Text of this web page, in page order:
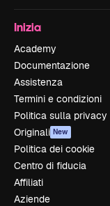
Inizia
Academy
Documentazione
Assistenza
Termini e condizioni
Politica sulla privacy
Originali New
Politica dei cookie
Centro di fiducia
Affiliati
Aziende